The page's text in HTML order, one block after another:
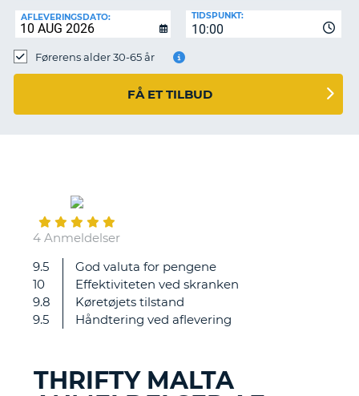
AFLEVERINGSDATO:
10:00
TIDSPUNKT:
Førerens alder 30-65 år
FÅ ET TILBUD
4 Anmeldelser
9.5
10
9.8
9.5
God valuta for pengene
Effektiviteten ved skranken
Køretøjets tilstand
Håndtering ved aflevering
.
THRIFTY MALTA